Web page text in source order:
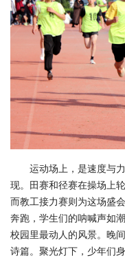
运动场上，是速度与
现。田赛和径赛在操场上
而教工接力赛则为这场盛
奔跑，学生们的呐喊声如
校园里最动人的风景。晚
诗篇。聚光灯下，少年们